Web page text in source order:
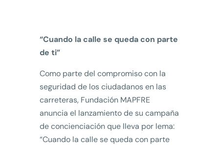
“Cuando la calle se queda con parte
de ti”
Como parte del compromiso con la
seguridad de los ciudadanos en las
carreteras, Fundación MAPFRE
anuncia el lanzamiento de su campaña
de concienciación que lleva por lema:
“Cuando la calle se queda con parte